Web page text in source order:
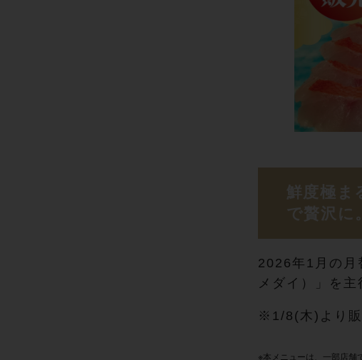
鮮度極ま
で 贅 沢 に
2026年1月の月
メダイ）」を主
※1/8(木)より販
※本メニューは、一部店舗